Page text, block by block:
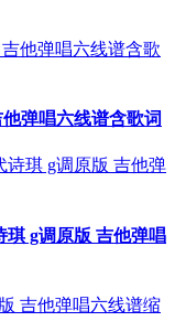
弹唱六线谱含歌词
琪 g调原版 吉他弹唱